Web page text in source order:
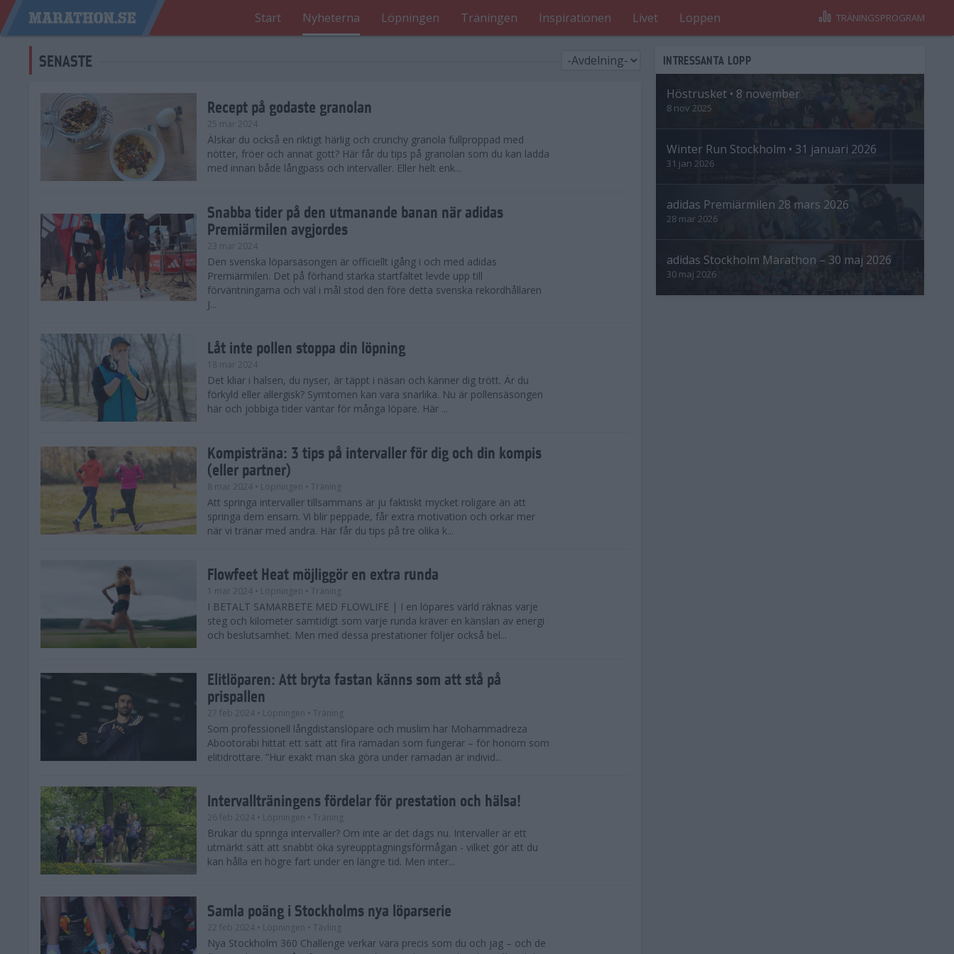
Start Nyheterna Löpningen Träningen Inspirationen Livet Loppen TRÄNINGSPROGRAM
SENASTE
Recept på godaste granolan
25 mar 2024
Älskar du också en riktigt härlig och crunchy granola fullproppad med
nötter, fröer och annat gott? Här får du tips på granolan som du kan ladda
med innan både långpass och intervaller. Eller helt enk...
Snabba tider på den utmanande banan när adidas
Premiärmilen avgjordes
23 mar 2024
Den svenska löparsäsongen är officiellt igång i och med adidas
Premiärmilen. Det på förhand starka startfältet levde upp till
förväntningarna och väl i mål stod den före detta svenska rekordhållaren
J...
Låt inte pollen stoppa din löpning
18 mar 2024
Det kliar i halsen, du nyser, är täppt i näsan och känner dig trött. Är du
förkyld eller allergisk? Symtomen kan vara snarlika. Nu är pollensäsongen
här och jobbiga tider väntar för många löpare. Här ...
Kompisträna: 3 tips på intervaller för dig och din kompis
(eller partner)
8 mar 2024 • Löpningen • Träning
Att springa intervaller tillsammans är ju faktiskt mycket roligare än att
springa dem ensam. Vi blir peppade, får extra motivation och orkar mer
när vi tränar med andra. Här får du tips på tre olika k...
Flowfeet Heat möjliggör en extra runda
1 mar 2024 • Löpningen • Träning
I BETALT SAMARBETE MED FLOWLIFE | I en löpares värld räknas varje
steg och kilometer samtidigt som varje runda kräver en känslan av energi
och beslutsamhet. Men med dessa prestationer följer också bel...
Elitlöparen: Att bryta fastan känns som att stå på
prispallen
27 feb 2024 • Löpningen • Träning
Som professionell långdistanslöpare och muslim har Mohammadreza
Abootorabi hittat ett sätt att fira ramadan som fungerar – för honom som
elitidrottare. ”Hur exakt man ska göra under ramadan är individ...
Intervallträningens fördelar för prestation och hälsa!
26 feb 2024 • Löpningen • Träning
Brukar du springa intervaller? Om inte är det dags nu. Intervaller är ett
utmärkt sätt att snabbt öka syreupptagningsförmågan - vilket gör att du
kan hålla en högre fart under en längre tid. Men inter...
Samla poäng i Stockholms nya löparserie
22 feb 2024 • Löpningen • Tävling
Nya Stockholm 360 Challenge verkar vara precis som du och jag – och de
INTRESSANTA LOPP
Höstrusket • 8 november
8 nov 2025
Winter Run Stockholm • 31 januari 2026
31 jan 2026
adidas Premiärmilen 28 mars 2026
28 mar 2026
adidas Stockholm Marathon – 30 maj 2026
30 maj 2026